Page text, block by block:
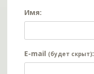
Имя:
E-mail (будет скрыт):